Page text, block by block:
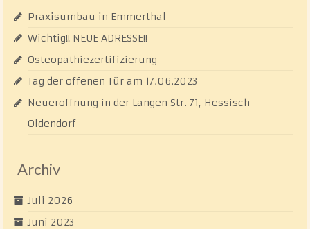
Praxisumbau in Emmerthal
Wichtig!! NEUE ADRESSE!!
Osteopathiezertifizierung
Tag der offenen Tür am 17.06.2023
Neueröffnung in der Langen Str. 71, Hessisch
Oldendorf
Archiv
Juli 2026
Juni 2023